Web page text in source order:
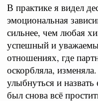
В практике я видел
эмоциональная
сильнее, чем любая
успешный и
отношениях, где
оскорбляла,
улыбнуться и
был снова всё